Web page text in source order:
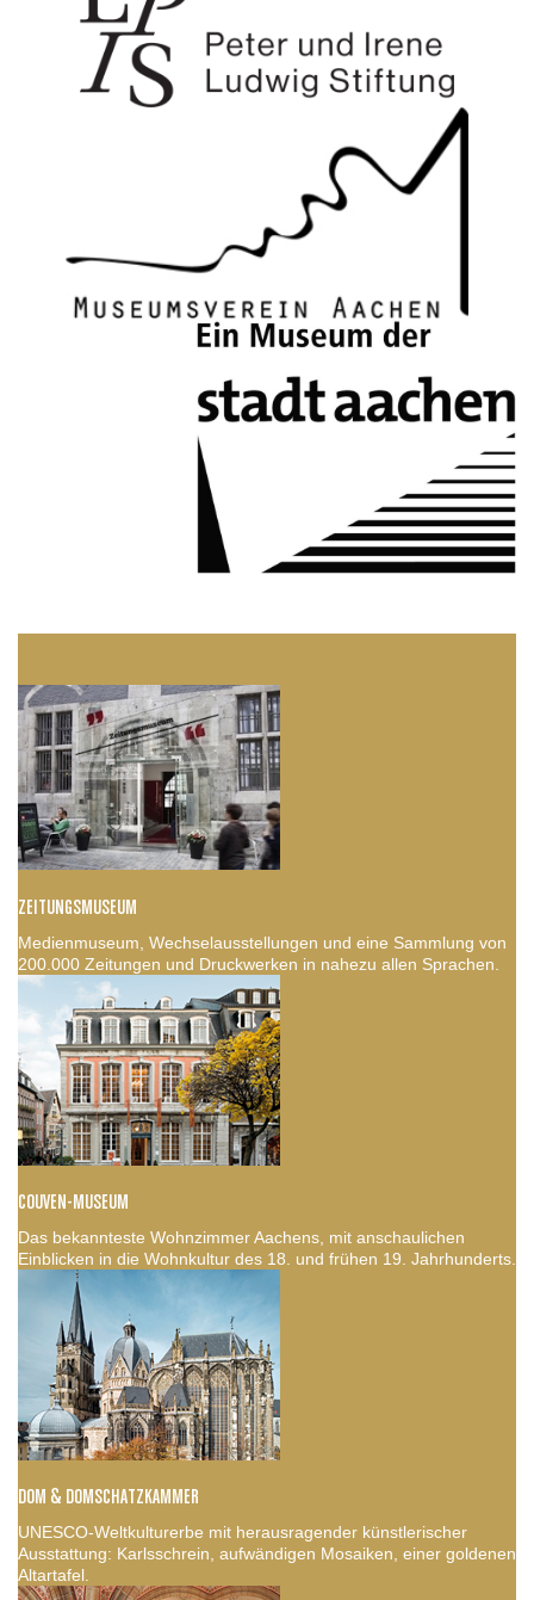
ZEITUNGSMUSEUM
Medienmuseum, Wechselausstellungen und eine Sammlung von
200.000 Zeitungen und Druckwerken in nahezu allen Sprachen.
COUVEN-MUSEUM
Das bekannteste Wohnzimmer Aachens, mit anschaulichen
Einblicken in die Wohnkultur des 18. und frühen 19. Jahrhunderts.
DOM & DOMSCHATZKAMMER
UNESCO-Weltkulturerbe mit herausragender künstlerischer
Ausstattung: Karlsschrein, aufwändigen Mosaiken, einer goldenen
Altartafel.